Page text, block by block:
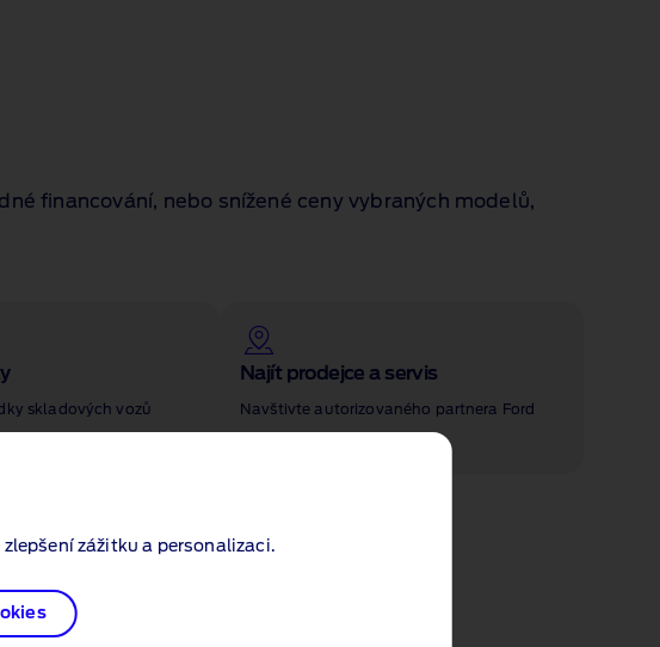
zážitku a personalizaci.
financování, nebo snížené ceny vybraných modelů,
skladových vozů
Najít prodejce a servis
Navštivte autorizovaného partnera Ford